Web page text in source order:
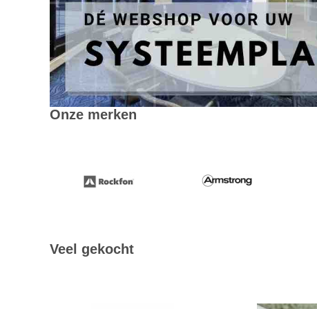
Onze merken
Veel gekocht